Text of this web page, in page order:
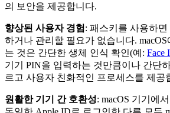
의 보안을 제공합니다.
향상된 사용자 경험 : 패스키를 사용하
하거나 관리할 필요가 없습니다.
는 것은 간단한 생체 인식 확인(예: Face
기기 PIN을 입력하는 것만큼이나 간단
르고 사용자 친화적인 프로세스를 제공
원활한 기기 간 호환성: macOS 기기에